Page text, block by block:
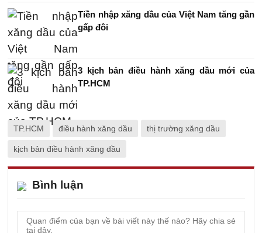
Tiền nhập xăng dầu của Việt Nam tăng gần
gấp đôi
3 kịch bản điều hành xăng dầu mới của
TP.HCM
TP.HCM điều hành xăng dầu thị trường xăng dầu
kịch bản điều hành xăng dầu
Bình luận